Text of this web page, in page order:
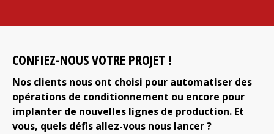
CONFIEZ-NOUS VOTRE PROJET !
Nos clients nous ont choisi pour automatiser des
opérations de conditionnement ou encore pour
implanter de nouvelles lignes de production. Et
vous, quels défis allez-vous nous lancer ?